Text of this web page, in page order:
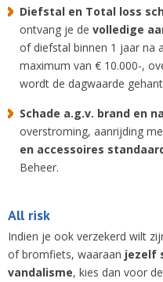
Diefstal en Total loss
ontvang je de volledige
of diefstal binnen 1 jaar na
maximum van € 10.000-,
wordt de dagwaarde
Schade a.g.v. brand en
overstroming, aanrijding
en accessoires
Beheer.
All risk
Indien je ook verzekerd wilt
of bromfiets, waaraan jezelf
vandalisme, kies dan voor de